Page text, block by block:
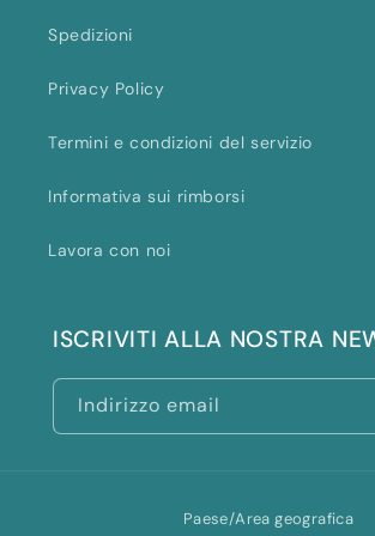
Spedizioni
Privacy Policy
Termini e condizioni del servizio
Informativa sui rimborsi
Lavora con noi
ISCRIVITI ALLA NOSTRA
Indirizzo email
Paese/Area geografica